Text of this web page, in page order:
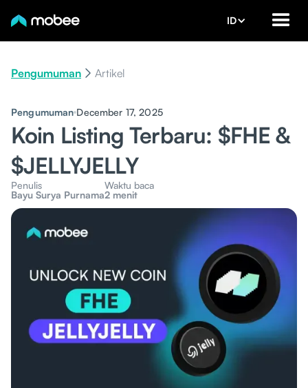
ID
Pengumuman Artikel
Pengumuman December 17, 2025
Koin Listing Terbaru: $FHE &
$JELLYJELLY
Penulis
Bayu Surya Purnama
Waktu baca
2 menit